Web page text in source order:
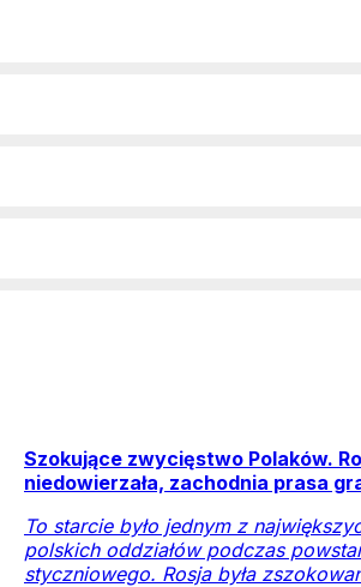
Szokujące zwycięstwo Polaków.
niedowierzała, zachodnia prasa
To starcie było jednym z
polskich oddziałów podczas
styczniowego. Rosja była